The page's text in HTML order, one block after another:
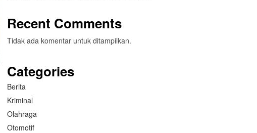
Recent Comments
Tidak ada komentar untuk ditampilkan.
Categories
Berita
Kriminal
Olahraga
Otomotif